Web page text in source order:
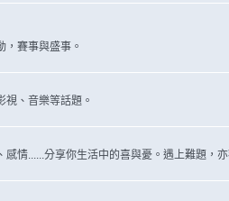
，賽事與盛事。
視、音樂等話題。
情......分享你生活中的喜與憂。遇上難題，